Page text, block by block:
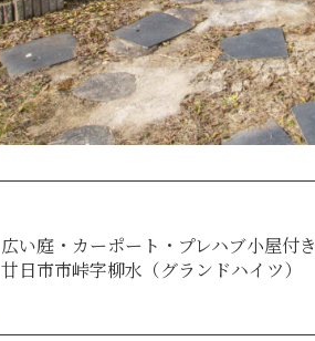
広い庭・カーポート・プレハブ小屋付
廿日市市峠字柳水（グランドハイツ